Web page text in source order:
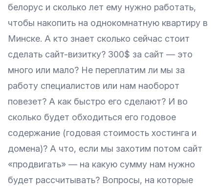
белорус и сколько лет ему нужно работать,
чтобы накопить на однокомнатную квартиру в
Минске. А кто знает сколько сейчас стоит
сделать сайт-визитку? 300$ за сайт — это
много или мало? Не переплатим ли мы за
работу специалистов или нам наоборот
повезет? А как быстро его сделают? И во
сколько будет обходиться его годовое
содержание (годовая стоимость хостинга и
домена)? А что, если мы захотим потом сайт
«продвигать» — на какую сумму нам нужно
будет рассчитывать? Вопросы, на которые